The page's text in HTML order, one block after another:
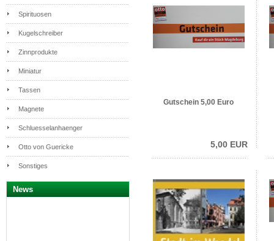
Gutschein 5,00 Euro
5,00 EUR
Spirituosen
Kugelschreiber
Zinnprodukte
Miniatur
Tassen
Magnete
Schluesselanhaenger
Otto von Guericke
Sonstiges
News